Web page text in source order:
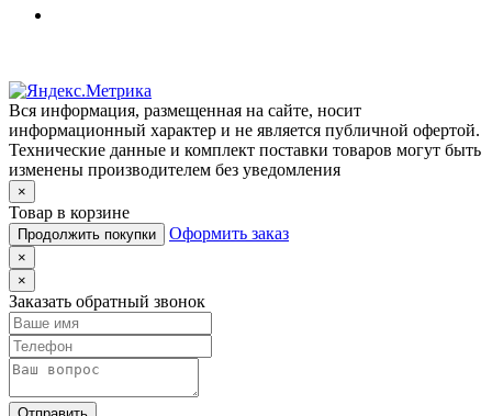
Вся информация, размещенная на сайте, носит
информационный характер и не является публичной офертой.
Технические данные и комплект поставки товаров могут быть
изменены производителем без уведомления
×
Товар в корзине
Продолжить покупки Оформить заказ
×
×
Заказать обратный звонок